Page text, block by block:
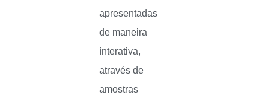
apresentadas
de maneira
interativa,
através de
amostras